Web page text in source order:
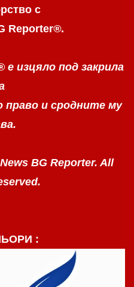
с
Reporter®.
е изцяло под закрила
право и сродните му
BG Reporter. All
: